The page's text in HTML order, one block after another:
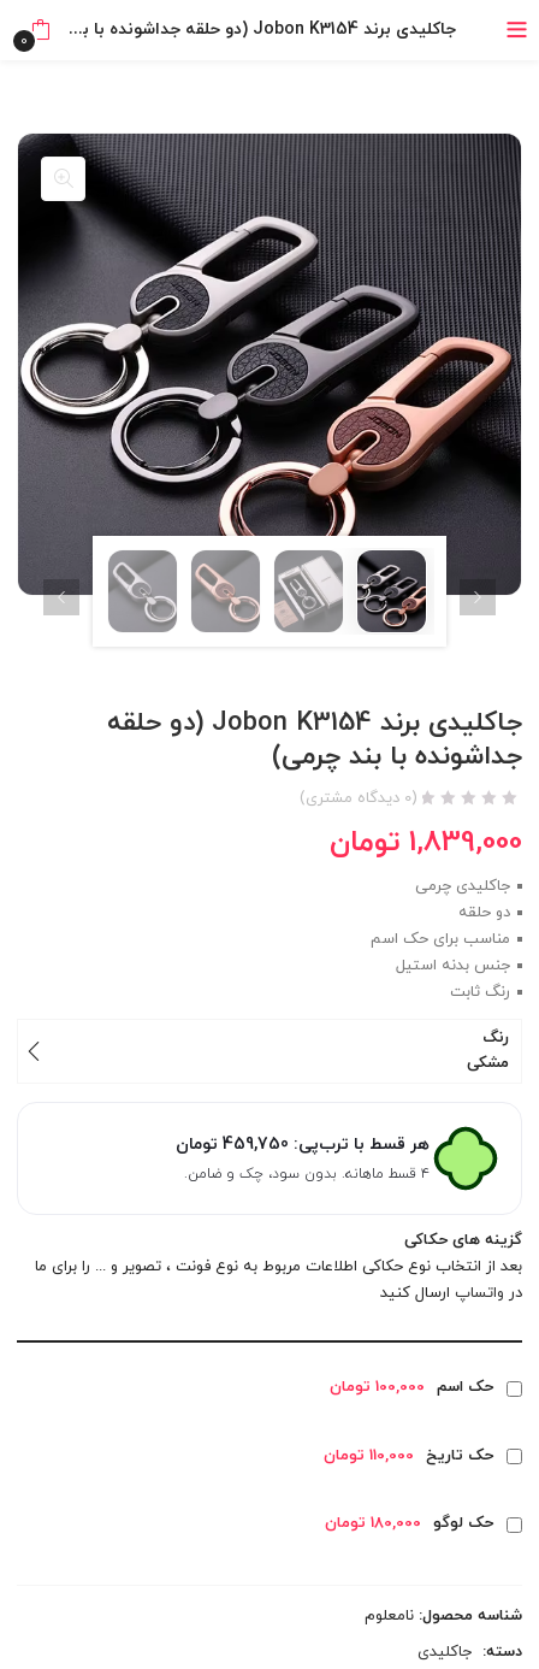
خرید قسطی با ترب‌پی
بدون ضامن، بدون سود
خرید قسطی با ترب‌پی
جاکلیدی برند Jobon K3154 (دو حلقه جداشونده با بند چرمی) 0
جاکلیدی برند Jobon K3154 (دو حلقه
جداشونده با بند چرمی)
(
0 دیدگاه مشتری)
1,839,000 تومان
جاکلیدی چرمی
دو حلقه
مناسب برای حک اسم
جنس بدنه استیل
رنگ ثابت
رنگ
مشکی
هر قسط با ترب‌پی: 459,750 تومان
۴ قسط ماهانه. بدون سود، چک و ضامن.
گزینه های حکاکی
بعد از انتخاب نوع حکاکی اطلاعات مربوط به نوع فونت ، تصویر و ... را برای ما
در واتساپ ارسال کنید
حک اسم 100,000 تومان
حک تاریخ 110,000 تومان
حک لوگو 180,000 تومان
شناسه محصول:نامعلوم
دسته: جاکلیدی